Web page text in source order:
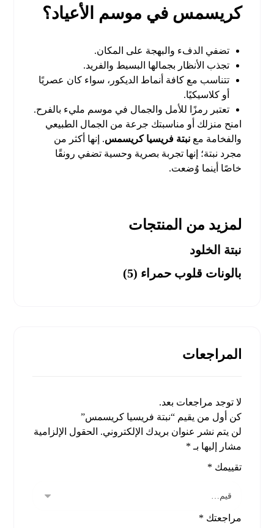
كريسمس في موسم الأعياد؟
تضفي الدفء والبهجة على المكان.
تجذب الأنظار بجمالها البسيط والفريد.
تتناسب مع كافة أنماط الديكور، سواء كان عصريًا
أو كلاسيكيًا.
تعتبر رمزًا للأمل والجمال في موسم مليء بالفرح.
امنح منزلك أو مناسبتك جرعة من الجمال الطبيعي
والفخامة معنبتة فريسيا كريسمس. إنها أكثر من
مجرد نبتة؛ إنها تجربة بصرية وحسية تضفي رونقًا
خاصًا أينما وُضعت.
لمزيد من المنتجات
نبتة الخلود
بالونات قلوب حمراء (5)
المراجعات
لا توجد مراجعات بعد.
كن أول من يقيم “نبتة فريسيا كريسمس”
لن يتم نشر عنوان بريدك الإلكتروني. الحقول الإلزامية
مشار إليها بـ *
تقييمك *
مراجعتك *